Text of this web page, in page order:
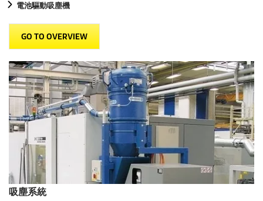
電池驅動吸塵機
GO TO OVERVIEW
吸塵系統